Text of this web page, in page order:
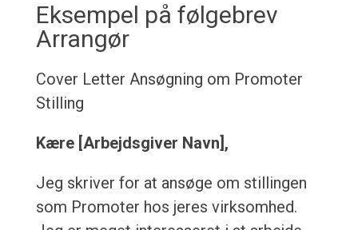
Eksempel på følgebrev
Arrangør
Cover Letter Ansøgning om Promoter
Stilling
Kære [Arbejdsgiver Navn],
Jeg skriver for at ansøge om stillingen
som Promoter hos jeres virksomhed.